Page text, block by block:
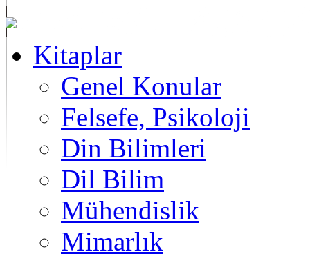
Kitaplar
Genel Konular
Felsefe, Psikoloji
Din Bilimleri
Dil Bilim
Mühendislik
Mimarlık